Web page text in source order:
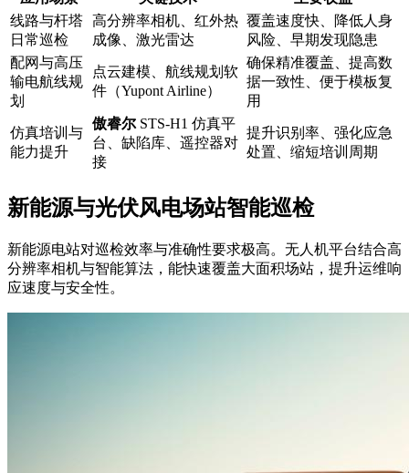
线路与杆塔
日常巡检
高分辨率相机、红外热
成像、激光雷达
覆盖速度快、降低人身
风险、早期发现隐患
配网与高压
输电航线规
划
点云建模、航线规划软
件（Yupont Airline）
确保精准覆盖、提高数
据一致性、便于模板复
用
仿真培训与
能力提升
傲睿尔 STS-H1 仿真平
台、缺陷库、遥控器对
接
提升识别率、强化应急
处置、缩短培训周期
新能源与光伏风电场站智能巡检
新能源电站对巡检效率与准确性要求极高。无人机平台结合高
分辨率相机与智能算法，能快速覆盖大面积场站，提升运维响
应速度与安全性。